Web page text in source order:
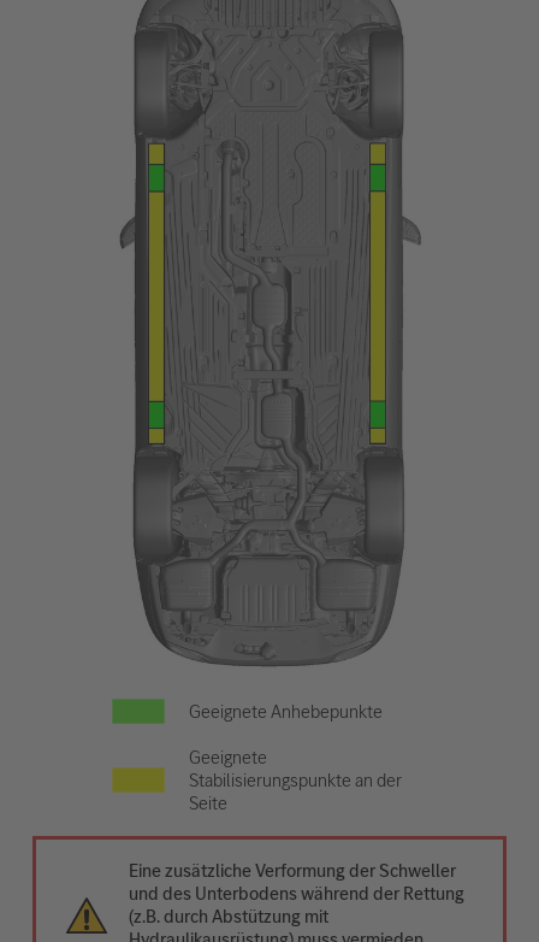
Geeignete Anhebepunkte
Geeignete
Stabilisierungspunkte an der
Seite
Eine zusätzliche Verformung der Schweller
und des Unterbodens während der Rettung
(z.B. durch Abstützung mit